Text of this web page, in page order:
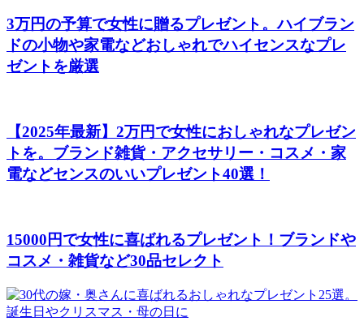
3万円の予算で女性に贈るプレゼント。ハイブラン
ドの小物や家電などおしゃれでハイセンスなプレ
ゼントを厳選
【2025年最新】2万円で女性におしゃれなプレゼン
トを。ブランド雑貨・アクセサリー・コスメ・家
電などセンスのいいプレゼント40選！
15000円で女性に喜ばれるプレゼント！ブランドや
コスメ・雑貨など30品セレクト